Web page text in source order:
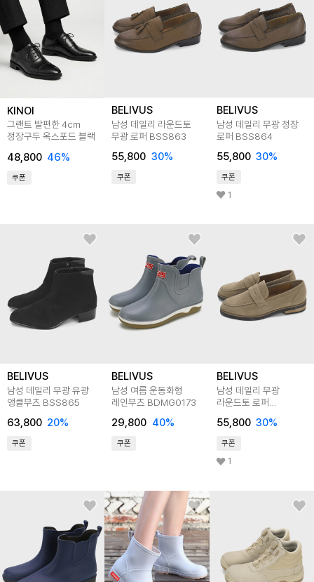
KINOI
그랜트 발편한 4cm
정장구두 옥스포드 블랙
48,800 46%
쿠폰
BELIVUS
남성 데일리 라운드토
무광 로퍼 BSS863
55,800 30%
쿠폰
BELIVUS
남성 데일리 무광 정장
로퍼 BSS864
55,800 30%
쿠폰
1
BELIVUS
남성 데일리 무광 유광
앵클부츠 BSS865
63,800 20%
쿠폰
BELIVUS
남성 여름 운동화형
레인부츠 BDMG0173
29,800 40%
쿠폰
BELIVUS
남성 데일리 무광
라운드토 로퍼
55,800 30%
쿠폰
1